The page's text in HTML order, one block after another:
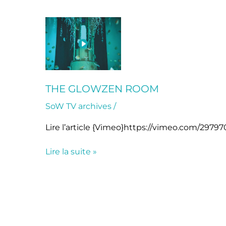
THE GLOWZEN ROOM
SoW TV archives /
Lire l’article {Vimeo}https://vimeo.com/
The
Glowzen
Room
Lire la suite »